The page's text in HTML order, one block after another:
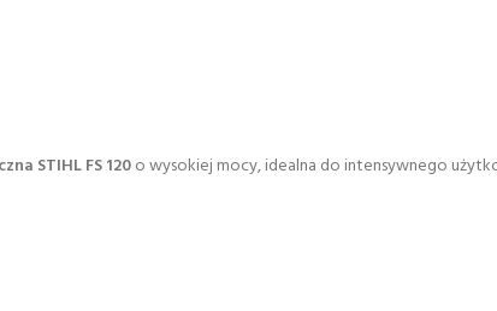
STIHL FS 120o wysokiej mocy, idealna do intensywnego